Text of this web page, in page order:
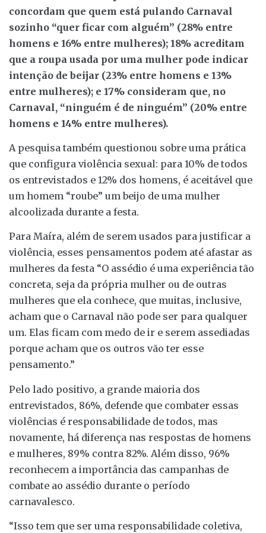
concordam que quem está pulando Carnaval
sozinho “quer ficar com alguém” (28% entre
homens e 16% entre mulheres); 18% acreditam
que a roupa usada por uma mulher pode indicar
intenção de beijar (23% entre homens e 13%
entre mulheres); e 17% consideram que, no
Carnaval, “ninguém é de ninguém” (20% entre
homens e 14% entre mulheres).
A pesquisa também questionou sobre uma prática
que configura violência sexual: para 10% de todos
os entrevistados e 12% dos homens, é aceitável que
um homem “roube” um beijo de uma mulher
alcoolizada durante a festa.
Para Maíra, além de serem usados para justificar a
violência, esses pensamentos podem até afastar as
mulheres da festa “O assédio é uma experiência tão
concreta, seja da própria mulher ou de outras
mulheres que ela conhece, que muitas, inclusive,
acham que o Carnaval não pode ser para qualquer
um. Elas ficam com medo de ir e serem assediadas
porque acham que os outros vão ter esse
pensamento.”
Pelo lado positivo, a grande maioria dos
entrevistados, 86%, defende que combater essas
violências é responsabilidade de todos, mas
novamente, há diferença nas respostas de homens
e mulheres, 89% contra 82%. Além disso, 96%
reconhecem a importância das campanhas de
combate ao assédio durante o período
carnavalesco.
“Isso tem que ser uma responsabilidade coletiva,